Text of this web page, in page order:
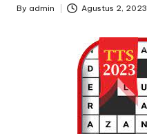
Posted
By admin Agustus 2, 2023